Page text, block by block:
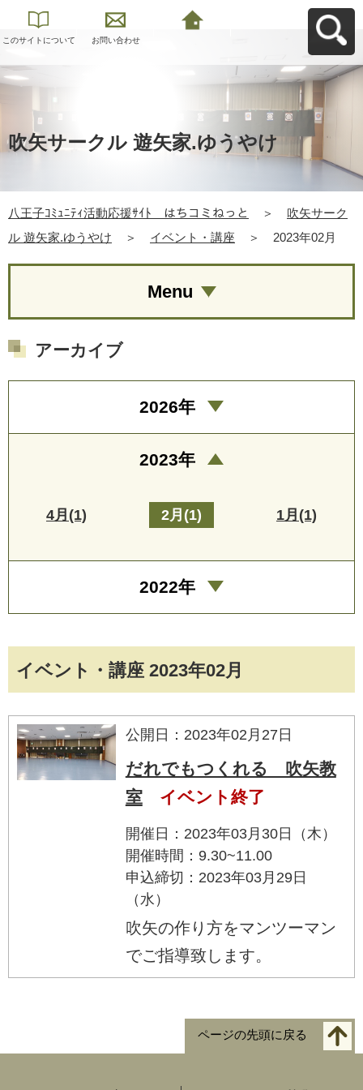
このサイトについて お問い合わせ
吹矢サークル 遊矢家.ゆうやけ
八王子ｺﾐｭﾆﾃｨ活動応援ｻｲﾄ はちコミねっと ＞
吹矢サーク
ル 遊矢家.ゆうやけ
＞ イベント・講座 ＞ 2023年02月
イベント・講座 2023年02月
公開日：2023年02月27日
だれでもつくれる 吹矢教
室
イベント終了
開催日：2023年03月30日（木）
開催時間：9.30~11.00
申込締切：2023年03月29日
（水）
吹矢の作り方をマンツーマン
でご指導致します。
Menu
アーカイブ
2026年
2023年
4月(1) 2月(1) 1月(1)
2022年
ページの先頭に戻る